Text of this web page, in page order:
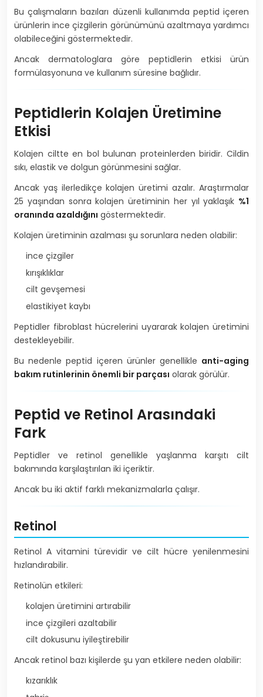
Bu çalışmaların bazıları düzenli kullanımda peptid içeren
ürünlerin ince çizgilerin görünümünü azaltmaya yardımcı
olabileceğini göstermektedir.
Ancak dermatologlara göre peptidlerin etkisi ürün
formülasyonuna ve kullanım süresine bağlıdır.
Peptidlerin Kolajen Üretimine
Etkisi
Kolajen ciltte en bol bulunan proteinlerden biridir. Cildin
sıkı, elastik ve dolgun görünmesini sağlar.
Ancak yaş ilerledikçe kolajen üretimi azalır. Araştırmalar
25 yaşından sonra kolajen üretiminin her yıl yaklaşık %1
oranında azaldığını göstermektedir.
Kolajen üretiminin azalması şu sorunlara neden olabilir:
ince çizgiler
kırışıklıklar
cilt gevşemesi
elastikiyet kaybı
Peptidler fibroblast hücrelerini uyararak kolajen üretimini
destekleyebilir.
Bu nedenle peptid içeren ürünler genellikle anti-aging
bakım rutinlerinin önemli bir parçası olarak görülür.
Peptid ve Retinol Arasındaki
Fark
Peptidler ve retinol genellikle yaşlanma karşıtı cilt
bakımında karşılaştırılan iki içeriktir.
Ancak bu iki aktif farklı mekanizmalarla çalışır.
Retinol
Retinol A vitamini türevidir ve cilt hücre yenilenmesini
hızlandırabilir.
Retinolün etkileri:
kolajen üretimini artırabilir
ince çizgileri azaltabilir
cilt dokusunu iyileştirebilir
Ancak retinol bazı kişilerde şu yan etkilere neden olabilir:
kızarıklık